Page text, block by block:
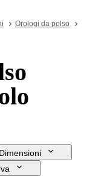
Orologi da polso
Dimensioni